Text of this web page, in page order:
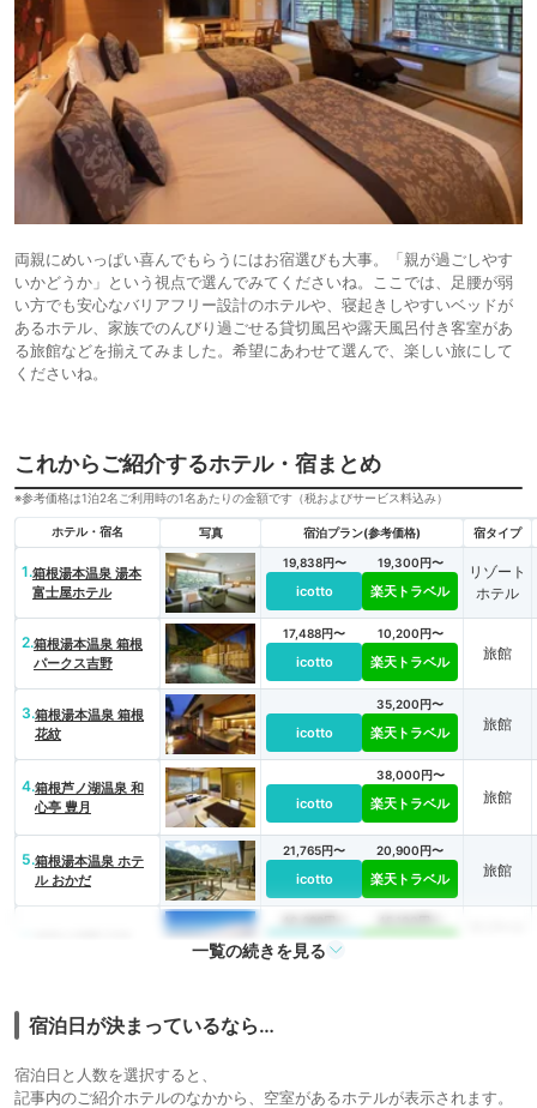
両親にめいっぱい喜んでもらうにはお宿選びも大事。「親が過ごしやす
いかどうか」という視点で選んでみてくださいね。ここでは、足腰が弱
い方でも安心なバリアフリー設計のホテルや、寝起きしやすいベッドが
あるホテル、家族でのんびり過ごせる貸切風呂や露天風呂付き客室があ
る旅館などを揃えてみました。希望にあわせて選んで、楽しい旅にして
くださいね。
これからご紹介するホテル・宿まとめ
※参考価格は1泊2名ご利用時の1名あたりの金額です（税およびサービス料込み）
ホテル・宿名 写真 宿泊プラン(参考価格) 宿タイプ
1.箱根湯本温泉 湯本
富士屋ホテル
19,838円〜
icotto
19,300円〜
楽天トラベル
リゾート
ホテル
2.箱根湯本温泉 箱根
パークス吉野
17,488円〜
icotto
10,200円〜
楽天トラベル 旅館
3.箱根湯本温泉 箱根
花紋
icotto
35,200円〜
楽天トラベル 旅館
4.箱根芦ノ湖温泉 和
心亭 豊月
icotto
38,000円〜
楽天トラベル 旅館
5.箱根湯本温泉 ホテ
ル おかだ
21,765円〜
icotto
20,900円〜
楽天トラベル 旅館
icotto
強羅花壇
8.箱根強羅温泉 季の
湯 雪月花
icotto 楽天トラベル
一覧の続きを見る
宿泊日が決まっているなら…
宿泊日と人数を選択すると、
記事内のご紹介ホテルのなかから、空室があるホテルが表示されます。